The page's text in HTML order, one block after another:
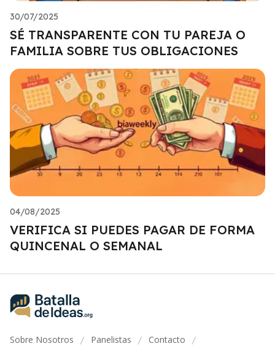
30/07/2025
SÉ TRANSPARENTE CON TU PAREJA O
FAMILIA SOBRE TUS OBLIGACIONES
04/08/2025
VERIFICA SI PUEDES PAGAR DE FORMA
QUINCENAL O SEMANAL
Sobre Nosotros / Panelistas / Contacto /